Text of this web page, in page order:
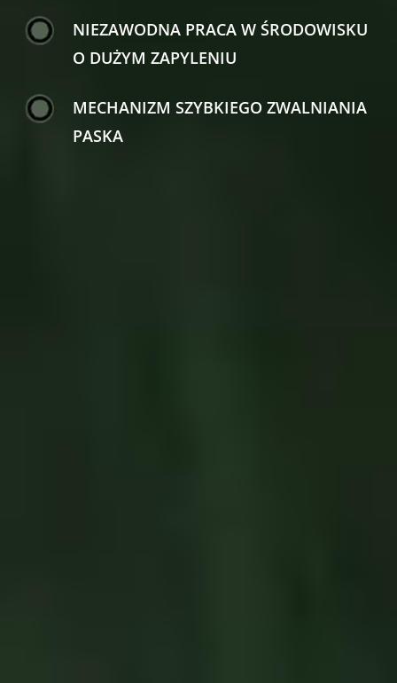
NIEZAWODNA PRACA W ŚRODOWISKU
O DUŻYM ZAPYLENIU
MECHANIZM SZYBKIEGO ZWALNIANIA
PASKA